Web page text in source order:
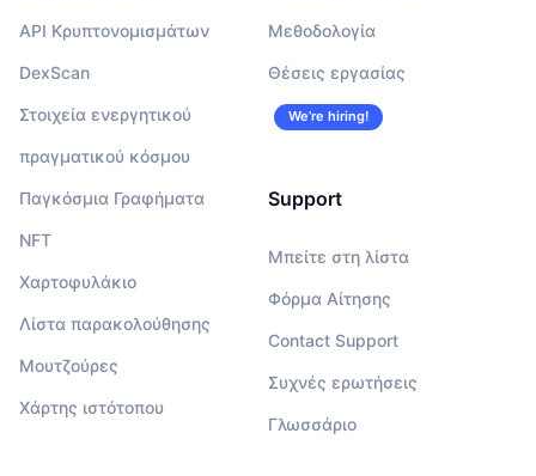
API Κρυπτονομισμάτων
DexScan
Στοιχεία ενεργητικού
πραγματικού κόσμου
Παγκόσμια Γραφήματα
NFT
Χαρτοφυλάκιο
Λίστα παρακολούθησης
Μουτζούρες
Χάρτης ιστότοπου
Μεθοδολογία
Θέσεις εργασίας
We’re hiring!
Support
Μπείτε στη λίστα
Φόρμα Αίτησης
Contact Support
Συχνές ερωτήσεις
Γλωσσάριο